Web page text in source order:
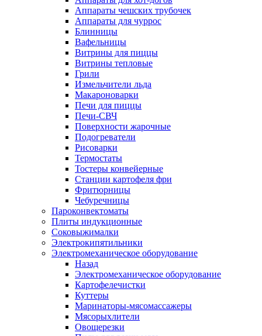
Аппараты чешских трубочек
Аппараты для чуррос
Блинницы
Вафельницы
Витрины для пиццы
Витрины тепловые
Грили
Измельчители льда
Макароноварки
Печи для пиццы
Печи-СВЧ
Поверхности жарочные
Подогреватели
Рисоварки
Термостаты
Тостеры конвейерные
Станции картофеля фри
Фритюрницы
Чебуречницы
Пароконвектоматы
Плиты индукционные
Соковыжималки
Электрокипятильники
Электромеханическое оборудование
Назад
Электромеханическое оборудование
Картофелечистки
Куттеры
Маринаторы-мясомассажеры
Мясорыхлители
Овощерезки